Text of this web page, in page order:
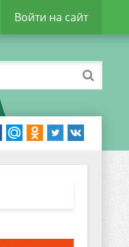
Войти на сайт